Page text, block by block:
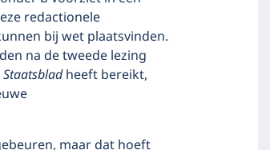
redactionele
bij wet plaatsvinden.
na de tweede lezing
Staatsbladheeft bereikt,
maar dat hoeft